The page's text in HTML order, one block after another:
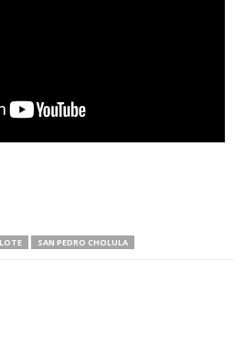
SAN PEDRO CHOLULA